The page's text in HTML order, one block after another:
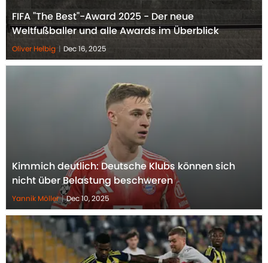
FIFA "The Best"-Award 2025 - Der neue
Weltfußballer und alle Awards im Überblick
Oliver Helbig | Dec 16, 2025
Kimmich deutlich: Deutsche Klubs können sich
nicht über Belastung beschweren
Yannik Möller | Dec 10, 2025